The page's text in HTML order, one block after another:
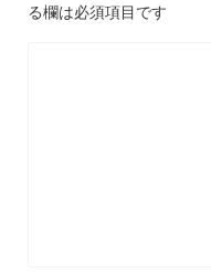
る欄は必須項目です